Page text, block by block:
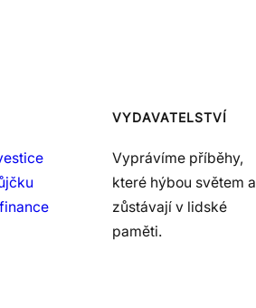
VYDAVATELSTVÍ
Vyprávíme příběhy,
které hýbou světem a
zůstávají v lidské
paměti.